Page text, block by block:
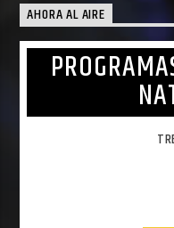
AHORA AL AIRE